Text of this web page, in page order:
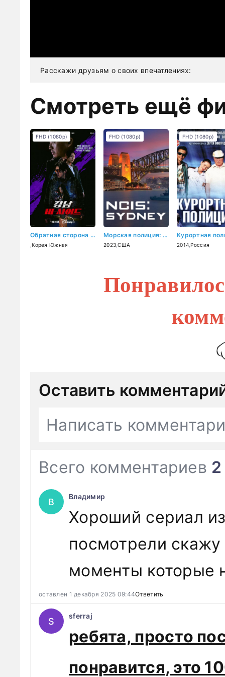
Расскажи друзьям о своих впечатлениях:
Смотреть ещё
Обратная сторона Каннама (2024)
,Корея Южная
FHD (1080p)
Морская полиция: Сидней (2023)
2023 ,США
FHD (1080p)
2014 ,Россия
FHD (1080p)
Оставить
Написать
Всего комментариев 2
В Владимир
Хороший сериал
посмотрели скажу
моменты которые
оставлен 1 декабря 2025 09:44Ответить
S sferraj
ребята, просто
понравится, это